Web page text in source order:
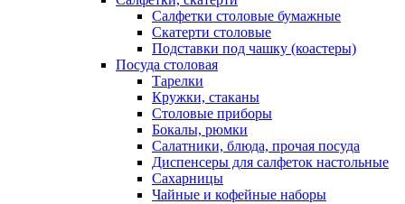
Салфетки столовые бумажные
Скатерти столовые
Подставки под чашку (коастеры)
Посуда столовая
Тарелки
Кружки, стаканы
Столовые приборы
Бокалы, рюмки
Салатники, блюда, прочая посуда
Диспенсеры для салфеток настольные
Сахарницы
Чайные и кофейные наборы